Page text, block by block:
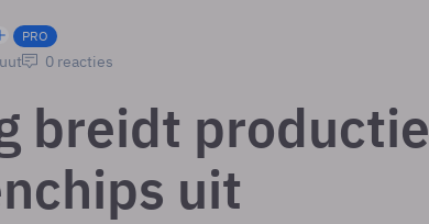
PRO
0 reacties
breidt productie
uit